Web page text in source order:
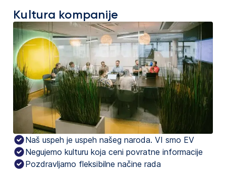
Kultura kompanije
Naš uspeh je uspeh našeg naroda. VI smo EV
Negujemo kulturu koja ceni povratne informacije
Pozdravljamo fleksibilne načine rada